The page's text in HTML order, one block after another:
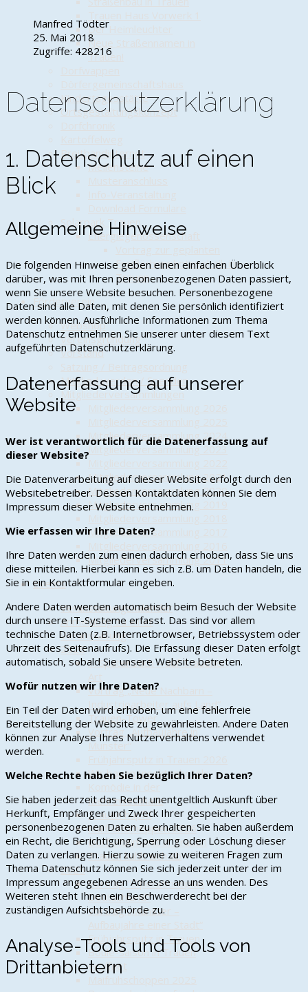
Der Heimleuchter
Neue Straßennamen in
Trauen!
Kindertagesstätte
Ortsgestaltungskonzept
Breitbandinternet
Meilensteine
Solarpark Trauen
Energiegenossenschaft
Freiflächenphotovoltaik in
Trauen
Förderverein
Webshop
Vereinsgründung
Vorstand
Mitglied werden / Spenden
Mitgliederversammlungen
Mitgliederversammlung 2024
Mitgliederversammlung 2023
Mitgliederversammlung 2021
Mitgliederversammlung 2020
Mitgliederversammlung 2019
Mitgliederversammlung 2017
Mitgliederversammlung 2011
Events
Veranstaltungskalender
Anmeldung zu einer
Veranstaltung
2026
1. Spatenstich – auf Trauener
Vortrag „Neue Nachbarn –
Industriearbeiter aufs Land“
Trauen-Tower
Vortrag „Aufbaujahre in
Munster“
Wir bauen Insektenhotels
Mehrzweckhalle
Trauen hüpft!
Maifrühschoppen 2026
Dorf-Flohmarkt in Trauen
Trauen kühlt sich ab
2025
Vortrag "Operationsplan
Deutschland"
Vortrag „Munster –
Frühjahrsputz in Trauen
Boule-Saison in Trauen
eröffnet
Manfred Tödter
25. Mai 2018
Zugriffe: 428216
Datenschutzerklärung
1. Datenschutz auf einen
Blick
Allgemeine Hinweise
Die folgenden Hinweise geben einen einfachen Überblick
darüber, was mit Ihren personenbezogenen Daten passiert,
wenn Sie unsere Website besuchen. Personenbezogene
Daten sind alle Daten, mit denen Sie persönlich identifiziert
werden können. Ausführliche Informationen zum Thema
Datenschutz entnehmen Sie unserer unter diesem Text
aufgeführten Datenschutzerklärung.
Datenerfassung auf unserer
Website
Wer ist verantwortlich für die Datenerfassung auf
dieser Website?
Die Datenverarbeitung auf dieser Website erfolgt durch den
Websitebetreiber. Dessen Kontaktdaten können Sie dem
Impressum dieser Website entnehmen.
Wie erfassen wir Ihre Daten?
Ihre Daten werden zum einen dadurch erhoben, dass Sie uns
diese mitteilen. Hierbei kann es sich z.B. um Daten handeln, die
Sie in ein Kontaktformular eingeben.
Andere Daten werden automatisch beim Besuch der Website
durch unsere IT-Systeme erfasst. Das sind vor allem
technische Daten (z.B. Internetbrowser, Betriebssystem oder
Uhrzeit des Seitenaufrufs). Die Erfassung dieser Daten erfolgt
automatisch, sobald Sie unsere Website betreten.
Wofür nutzen wir Ihre Daten?
Ein Teil der Daten wird erhoben, um eine fehlerfreie
Bereitstellung der Website zu gewährleisten. Andere Daten
können zur Analyse Ihres Nutzerverhaltens verwendet
werden.
Welche Rechte haben Sie bezüglich Ihrer Daten?
Sie haben jederzeit das Recht unentgeltlich Auskunft über
Herkunft, Empfänger und Zweck Ihrer gespeicherten
personenbezogenen Daten zu erhalten. Sie haben außerdem
ein Recht, die Berichtigung, Sperrung oder Löschung dieser
Daten zu verlangen. Hierzu sowie zu weiteren Fragen zum
Thema Datenschutz können Sie sich jederzeit unter der im
Impressum angegebenen Adresse an uns wenden. Des
Weiteren steht Ihnen ein Beschwerderecht bei der
zuständigen Aufsichtsbehörde zu.
Analyse-Tools und Tools von
Drittanbietern